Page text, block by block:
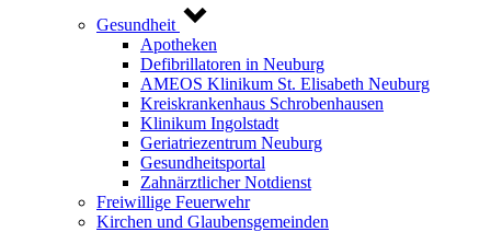
Gesundheit
Apotheken
Defibrillatoren in Neuburg
AMEOS Klinikum St. Elisabeth Neuburg
Kreiskrankenhaus Schrobenhausen
Klinikum Ingolstadt
Geriatriezentrum Neuburg
Gesundheitsportal
Zahnärztlicher Notdienst
Freiwillige Feuerwehr
Kirchen und Glaubensgemeinden